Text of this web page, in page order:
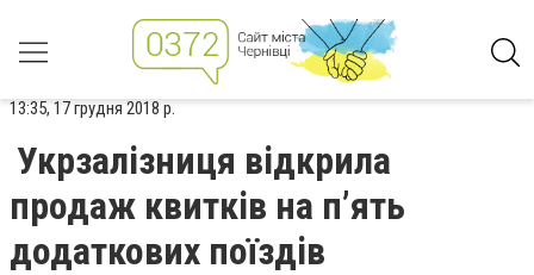
13:35, 17 грудня 2018 р.
Укрзалізниця відкрила
продаж квитків на п’ять
додаткових поїздів